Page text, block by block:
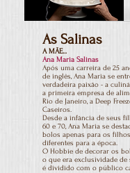
As Salinas
A MÃE...
Ana Maria Salinas
Após uma carreira de 25
de inglês, Ana Maria se
verdadeira paixão - a
a primeira empresa de
Rio de Janeiro, a Deep
Caseiros.
Desde a infância de seus
60 e 70, Ana Maria se
bolos apenas para os
diferentes para a época.
O Hobbie de decorar os
o que era exclusividade de
é dividido com o público